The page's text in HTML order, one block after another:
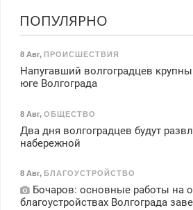
ПОПУЛЯРНО
8 Авг, ПРОИСШЕСТВИЯ
Напугавший волгоградцев
юге Волгограда
8 Авг, ОБЩЕСТВО
Два дня волгоградцев будут
набережной
8 Авг, БЛАГОУСТРОЙСТВО
Бочаров: основные работы на
благоустройствах Волгограда